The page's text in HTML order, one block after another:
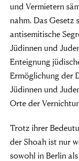
und Vermietern
nahm. Das
antisemitische
Jüdinnen und
Enteignung
Ermöglichung der
Jüdinnen und
Orte der
Trotz ihrer
der Shoah ist nur
sowohl in Berlin